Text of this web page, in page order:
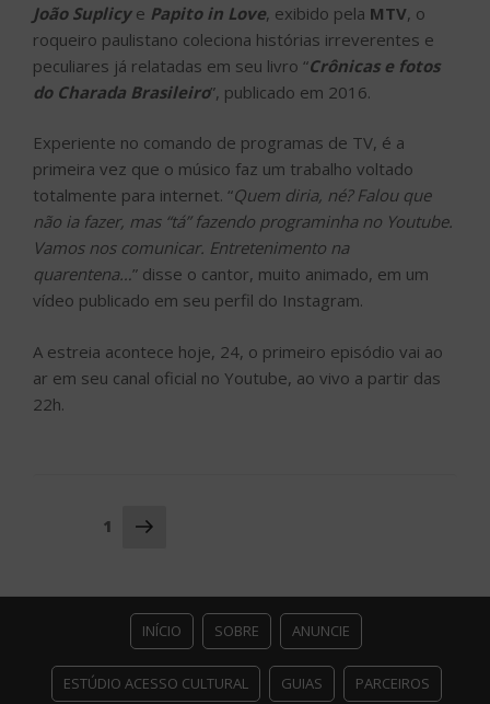
João Suplicye Papito in Love, exibido pela MTV, o
roqueiro paulistano coleciona histórias irreverentes e
peculiares já relatadas em seu livro “Crônicas e fotos
do Charada Brasileiro”, publicado em 2016.
Experiente no comando de programas de TV, é a
primeira vez que o músico faz um trabalho voltado
totalmente para internet. “Quem diria, né? Falou que
não ia fazer, mas “tá” fazendo programinha no Youtube.
Vamos nos comunicar. Entretenimento na
quarentena…” disse o cantor, muito animado, em um
vídeo publicado em seu perfil do Instagram.
A estreia acontece hoje, 24, o primeiro episódio vai ao
ar em seu canal oficial no Youtube, ao vivo a partir das
22h.
Navegação
1 Próxima
INÍCIO SOBRE ANUNCIE
ESTÚDIO ACESSO CULTURAL GUIAS PARCEIROS